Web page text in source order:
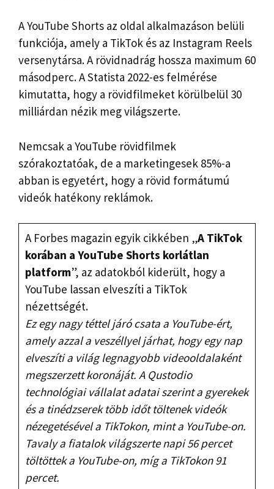
A YouTube Shorts az oldal alkalmazáson belüli
funkciója, amely a TikTok és az Instagram Reels
versenytársa. A rövidnadrág hossza maximum 60
másodperc. A Statista 2022-es felmérése
kimutatta, hogy a rövidfilmeket körülbelül 30
milliárdan nézik meg világszerte.
Nemcsak a YouTube rövidfilmek
szórakoztatóak, de a marketingesek 85%-a
abban is egyetért, hogy a rövid formátumú
videók hatékony reklámok.
A Forbes magazin egyik cikkében „A TikTok
korában a YouTube Shorts korlátlan
platform”, az adatokból kiderült, hogy a
YouTube lassan elveszíti a TikTok
nézettségét.
Ez egy nagy téttel járó csata a YouTube-ért,
amely azzal a veszéllyel járhat, hogy egy nap
elveszíti a világ legnagyobb videooldalaként
megszerzett koronáját. A Qustodio
technológiai vállalat adatai szerint a gyerekek
és a tinédzserek több időt töltenek videók
nézegetésével a TikTokon, mint a YouTube-on.
Tavaly a fiatalok világszerte napi 56 percet
töltöttek a YouTube-on, míg a TikTokon 91
percet.